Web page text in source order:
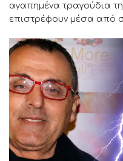
αγαπημένα τραγούδια
επιστρέφουν μέσα από